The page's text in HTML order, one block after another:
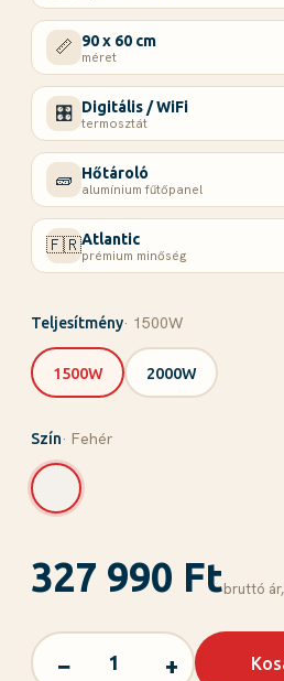
📏 90 x 60 cm
méret
🎛️ Digitális / WiFi
termosztát
🧱 Hőtároló
alumínium fűtőpanel
🇫🇷Atlantic
prémium minőség
Teljesítmény· 1500W
1500W 2000W
Szín· Fehér
327 990 Ftbruttó
− +